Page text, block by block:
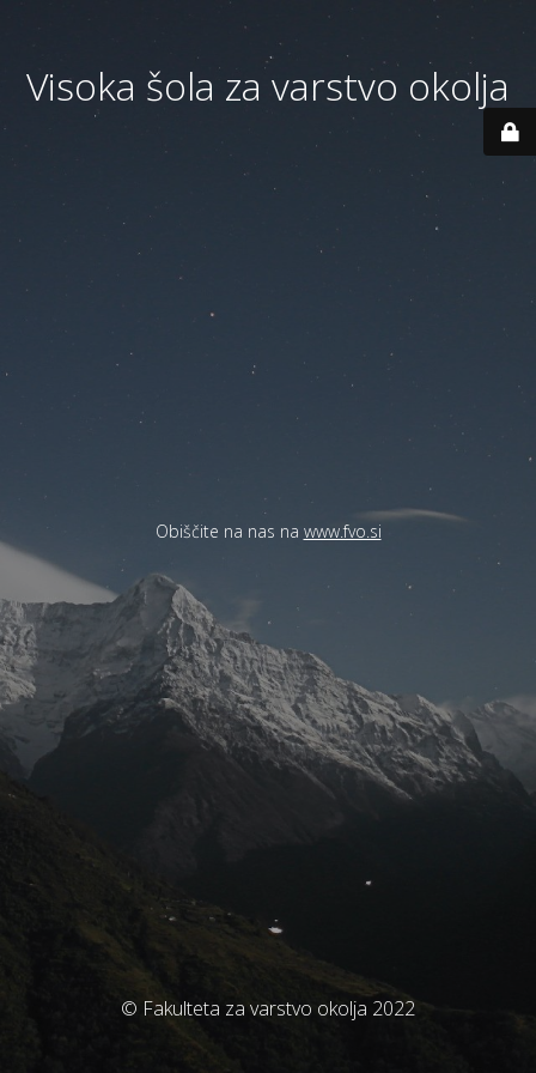
Visoka šola za varstvo okolja
Obiščite na nas na www.fvo.si
© Fakulteta za varstvo okolja 2022